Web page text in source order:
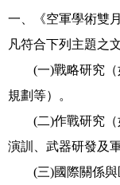
一、《空軍學術雙
凡符合下列主題之
(一)戰略研究（
規劃等）。
(二)作戰研究（
演訓、武器研發及
(三)國際關係與